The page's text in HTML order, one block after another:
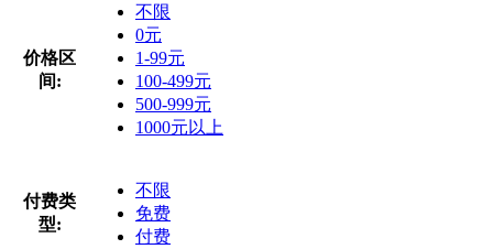
价格区
间:
不限
0元
1-99元
100-499元
500-999元
1000元以上
付费类
型:
不限
免费
付费